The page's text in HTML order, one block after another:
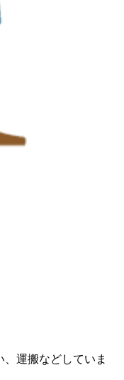
運搬などしていま